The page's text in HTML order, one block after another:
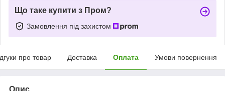
Що таке купити з Пром?
Замовлення під захистом
про товар Доставка Оплата Умови повернення
Опис